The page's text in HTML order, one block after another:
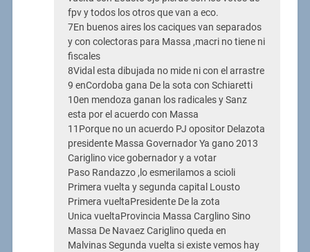
fpv y todos los otros que van a eco.
7En buenos aires los caciques van separados
y con colectoras para Massa ,macri no tiene ni
fiscales
8Vidal esta dibujada no mide ni con el arrastre
9 enCordoba gana De la sota con Schiaretti
10en mendoza ganan los radicales y Sanz
esta por el acuerdo con Massa
11Porque no un acuerdo PJ opositor Delazota
presidente Massa Governador Ya gano 2013
Cariglino vice gobernador y a votar
Paso Randazzo ,lo esmerilamos a scioli
Primera vuelta y segunda capital Lousto
Primera vueltaPresidente De la zota
Unica vueltaProvincia Massa Carglino Sino
Massa De Navaez Cariglino queda en
Malvinas Segunda vuelta si existe vemos hay